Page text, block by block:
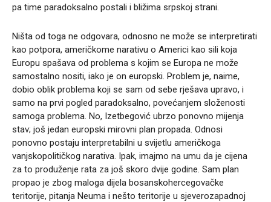
pa time paradoksalno postali i bližima srpskoj strani.
Ništa od toga ne odgovara, odnosno ne može se interpretirati
kao potpora, američkome narativu o Americi kao sili koja
Europu spašava od problema s kojim se Europa ne može
samostalno nositi, iako je on europski. Problem je, naime,
dobio oblik problema koji se sam od sebe rješava upravo, i
samo na prvi pogled paradoksalno, povećanjem složenosti
samoga problema. No, Izetbegović ubrzo ponovno mijenja
stav; još jedan europski mirovni plan propada. Odnosi
ponovno postaju interpretabilni u svijetlu američkoga
vanjskopolitičkog narativa. Ipak, imajmo na umu da je cijena
za to produženje rata za još skoro dvije godine. Sam plan
propao je zbog maloga dijela bosanskohercegovačke
teritorije, pitanja Neuma i nešto teritorije u sjeverozapadnoj